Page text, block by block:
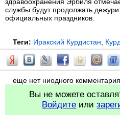
службы будут продолжать
официальных праздников.
Теги: Иракский Курдистан
еще нет ниодного
Вы не можете
Войдите или